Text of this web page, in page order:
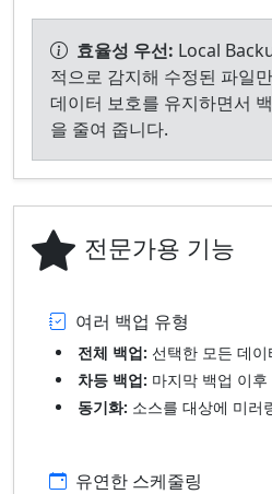
효율성 우선: Local
적으로 감지해 수정된 파일
데이터 보호를 유지하면서
을 줄여 줍니다.
전문가용 기능
여러 백업 유형
전체 백업: 선택한 모든 데
차등 백업: 마지막 백업 이
동기화: 소스를 대상에 미러
유연한 스케줄링